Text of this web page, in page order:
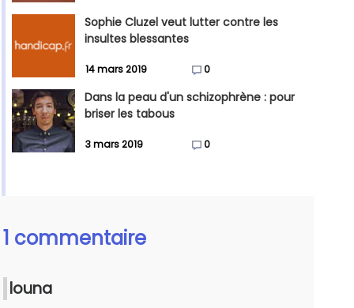
Sophie Cluzel veut lutter contre les
insultes blessantes
14 mars 2019 0
Dans la peau d'un schizophrène : pour
briser les tabous
3 mars 2019 0
1 commentaire
louna